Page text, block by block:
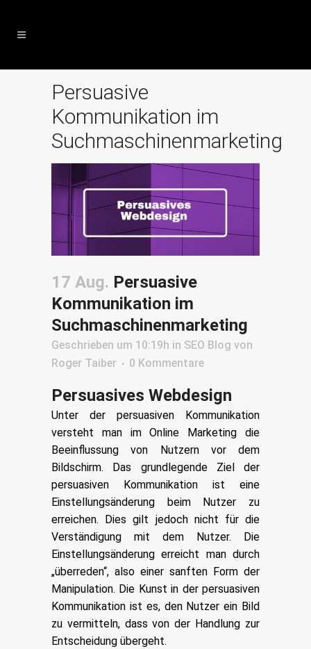
Persuasive
Kommunikation im
Suchmaschinenmarketing
17 Aug. Persuasive
Kommunikation im
Suchmaschinenmarketing
Geschrieben um 10:19h in SEO Blog von
Roger Taiber
0 Kommentare
Persuasives Webdesign
Unter der persuasiven Kommunikation
versteht man im Online Marketing die
Beeinflussung von Nutzern vor dem
Bildschirm. Das grundlegende Ziel der
persuasiven Kommunikation ist eine
Einstellungsänderung beim Nutzer zu
erreichen. Dies gilt jedoch nicht für die
Verständigung mit dem Nutzer. Die
Einstellungsänderung erreicht man durch
„überreden“, also einer sanften Form der
Manipulation. Die Kunst in der persuasiven
Kommunikation ist es, den Nutzer ein Bild
zu vermitteln, dass von der Handlung zur
Entscheidung übergeht.